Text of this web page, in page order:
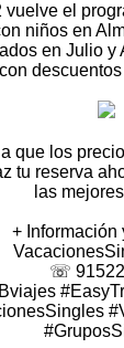
vuelve el
niños en
en Julio y
que los
tu reserva
las
+ Información
☏